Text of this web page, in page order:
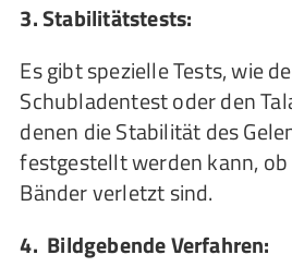
3. Stabilitätstests:
Es gibt spezielle Tests, wie
Schubladentest oder den
denen die Stabilität des
festgestellt werden kann,
Bänder verletzt sind.
4. Bildgebende Verfahren: